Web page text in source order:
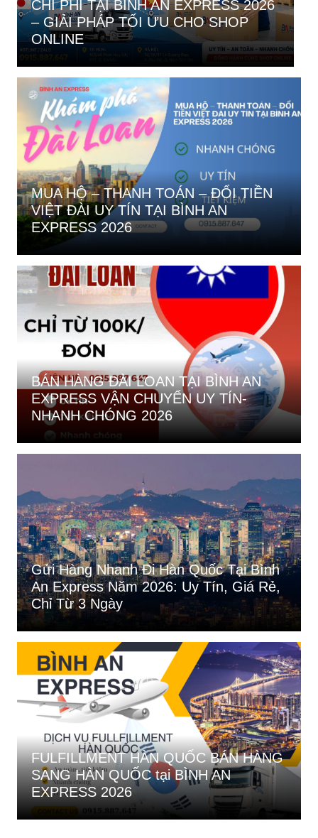
CHI PHÍ TẠI BÌNH AN EXPRESS 2026
– GIẢI PHÁP TỐI ƯU CHO SHOP
ONLINE
MUA HỘ – THANH TOÁN – ĐỔI TIỀN
VIỆT ĐÀI UY TÍN TẠI BÌNH AN
EXPRESS 2026
BÁN HÀNG ĐÀI LOAN TẠI BÌNH AN
EXPRESS VẬN CHUYỂN UY TÍN-
NHANH CHÓNG 2026
Gửi Hàng Nhanh Đi Hàn Quốc Tại Bình
An Express Năm 2026: Uy Tín, Giá Rẻ,
Chỉ Từ 3 Ngày
FULFILLMENT HÀN QUỐC BÁN HÀNG
SANG HÀN QUỐC tại BÌNH AN
EXPRESS 2026